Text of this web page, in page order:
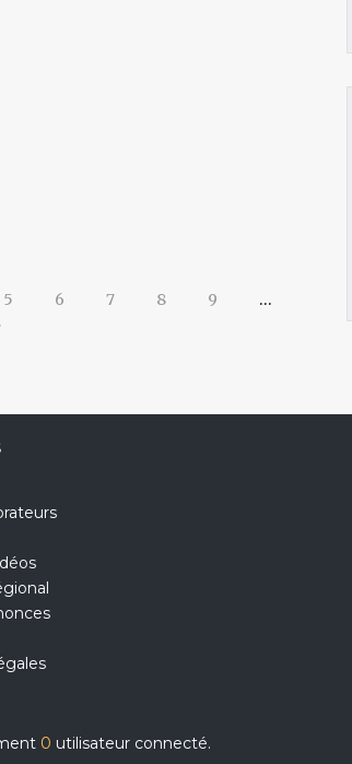
5 6 7 8 9
…
0 utilisateur connecté.